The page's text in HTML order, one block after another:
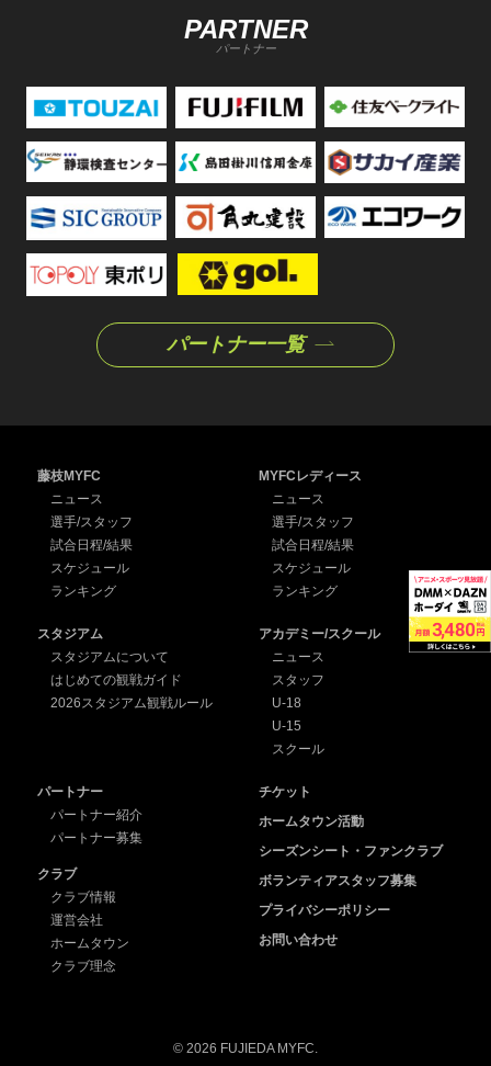
PARTNER
パートナー
パートナー一覧
藤枝MYFC
ニュース
選手/スタッフ
試合日程/結果
スケジュール
ランキング
MYFCレディース
ニュース
選手/スタッフ
試合日程/結果
スケジュール
ランキング
スタジアム
スタジアムについて
はじめての観戦ガイド
2026スタジアム観戦ルール
アカデミー/スクール
ニュース
スタッフ
U-18
U-15
スクール
パートナー
パートナー紹介
パートナー募集
クラブ
クラブ情報
運営会社
ホームタウン
クラブ理念
チケット
ホームタウン活動
シーズンシート・ファンクラブ
ボランティアスタッフ募集
プライバシーポリシー
お問い合わせ
© 2026 FUJIEDA MYFC.